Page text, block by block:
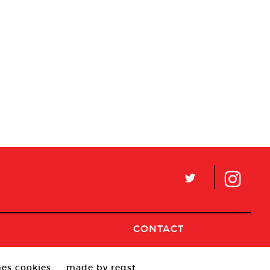
L
CONTACT
cookies made by reqst